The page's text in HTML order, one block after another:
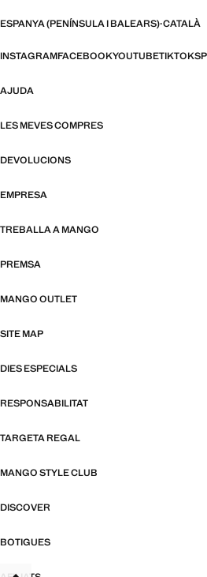
ESPANYA (PENÍNSULA I BALEARS)·CATALÀ
INSTAGRAMFACEBOOKYOUTUBETIKTOK
AJUDA
LES MEVES COMPRES
DEVOLUCIONS
EMPRESA
TREBALLA A MANGO
PREMSA
MANGO OUTLET
SITE MAP
DIES ESPECIALS
RESPONSABILITAT
TARGETA REGAL
MANGO STYLE CLUB
DISCOVER
BOTIGUES